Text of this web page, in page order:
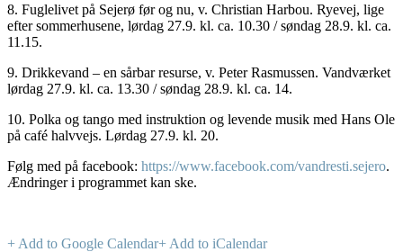
8. Fuglelivet på Sejerø før og nu, v. Christian Harbou. Ryevej, lige
efter sommerhusene, lørdag 27.9. kl. ca. 10.30 / søndag 28.9. kl. ca.
11.15.
9. Drikkevand – en sårbar resurse, v. Peter Rasmussen. Vandværket
lørdag 27.9. kl. ca. 13.30 / søndag 28.9. kl. ca. 14.
10. Polka og tango med instruktion og levende musik med Hans Ole
på café halvvejs. Lørdag 27.9. kl. 20.
Følg med på facebook: https://www.facebook.com/vandresti.sejero.
Ændringer i programmet kan ske.
+ Add to Google Calendar+ Add to iCalendar